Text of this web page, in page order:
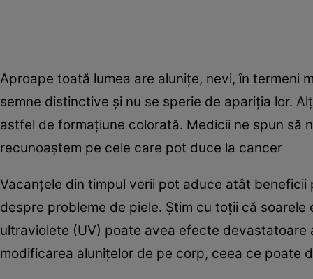
Aproape toată lumea are aluniţe, nevi, în termeni
semne distinctive şi nu se sperie de apariţia lor.
astfel de formaţiune colorată. Medicii ne spun să
recunoaştem pe cele care pot duce la cancer
Vacanţele din timpul verii pot aduce atât
despre probleme de piele. Ştim cu toţii că
ultraviolete (UV) poate avea efecte
modificarea aluniţelor de pe corp, ceea ce poate